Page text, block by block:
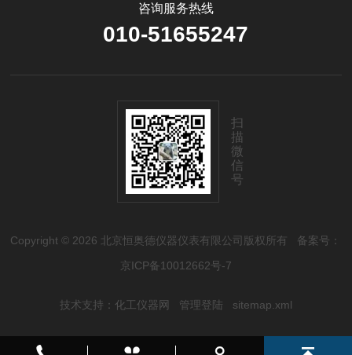
咨询服务热线
010-51655247
扫
描
微
信
号
Copyright © 2026 北京恒奥德仪器仪表有限公司版权所有 备案号：
京ICP备10012662号-7
技术支持： 化工仪器网 管理登陆 sitemap.xml